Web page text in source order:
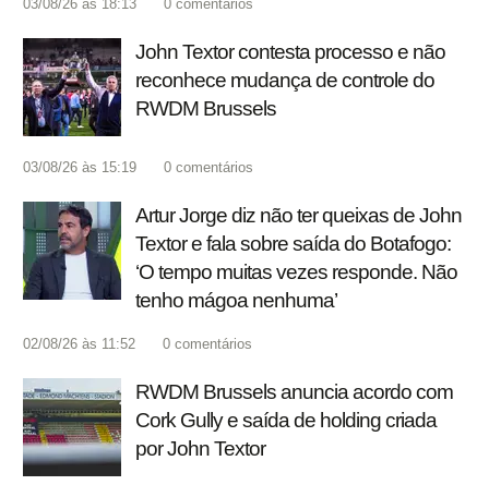
03/08/26 às 18:13 0 comentários
John Textor contesta processo e não
reconhece mudança de controle do
RWDM Brussels
03/08/26 às 15:19 0 comentários
Artur Jorge diz não ter queixas de John
Textor e fala sobre saída do Botafogo:
‘O tempo muitas vezes responde. Não
tenho mágoa nenhuma’
02/08/26 às 11:52 0 comentários
RWDM Brussels anuncia acordo com
Cork Gully e saída de holding criada
por John Textor